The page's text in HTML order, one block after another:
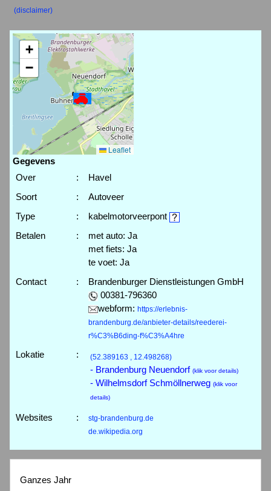
(disclaimer)
+
−
Leaflet
Gegevens
Over
:
Havel
Soort
:
Autoveer
Type
:
kabelmotorveerpont
Betalen
:
met auto: Ja
met fiets: Ja
te voet: Ja
Contact
:
Brandenburger Dienstleistungen GmbH
00381-796360
webform: https://erlebnis-
brandenburg.de/anbieter-details/reederei-
r%C3%B6ding-f%C3%A4hre
Lokatie : (52.389163 , 12.498268)
- Brandenburg Neuendorf (klik voor details)
- Wilhelmsdorf Schmöllnerweg (klik voor
details)
Websites :
stg-brandenburg.de
de.wikipedia.org
Ganzes Jahr